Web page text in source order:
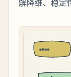
解降维、稳定